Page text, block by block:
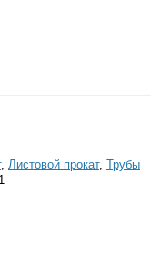
, Листовой прокат, Трубы